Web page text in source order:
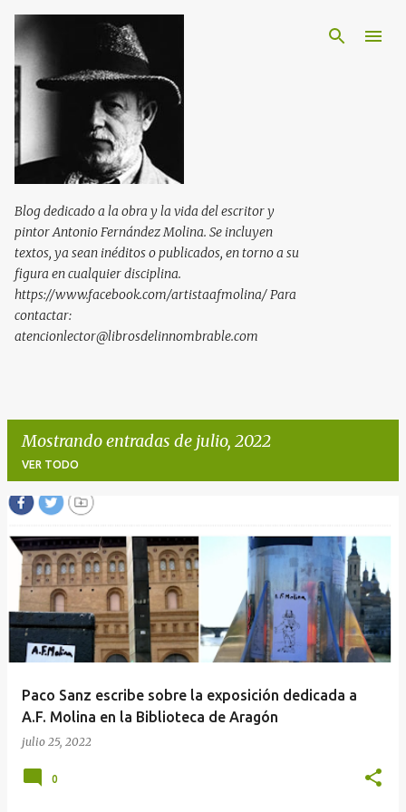
Ir al contenido principal
Blog dedicado a la obra y la vida del escritor y
pintor Antonio Fernández Molina. Se incluyen
textos, ya sean inéditos o publicados, en torno a su
figura en cualquier disciplina.
https://www.facebook.com/artistaafmolina/ Para
contactar:
atencionlector@librosdelinnombrable.com
Mostrando entradas de julio, 2022
VER TODO
n
a
Paco Sanz escribe sobre la exposición dedicada a
A.F. Molina en la Biblioteca de Aragón
julio 25, 2022
0